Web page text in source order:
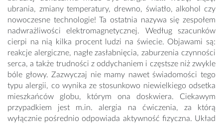
ubrania, zmiany temperatury, drewno, światło, alkohol czy
nowoczesne technologie! Ta ostatnia nazywa się zespołem
nadwrażliwości elektromagnetycznej. Według szacunków
cierpi na nią kilka procent ludzi na świecie. Objawami są:
reakcje alergiczne, nagłe zasłabnięcia, zaburzenia czynności
serca, a także trudności z oddychaniem i częstsze niż zwykle
bóle głowy. Zazwyczaj nie mamy nawet świadomości tego
typu alergii, co wynika ze stosunkowo niewielkiego odsetka
mieszkańców globu, którym ona doskwiera. Ciekawym
przypadkiem jest m.in. alergia na ćwiczenia, za którą
wyłącznie pośrednio odpowiada aktywność fizyczna. Układ